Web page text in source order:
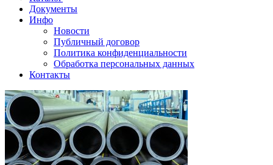
Документы
Инфо
Новости
Публичный договор
Политика конфиденциальности
Обработка персональных данных
Контакты